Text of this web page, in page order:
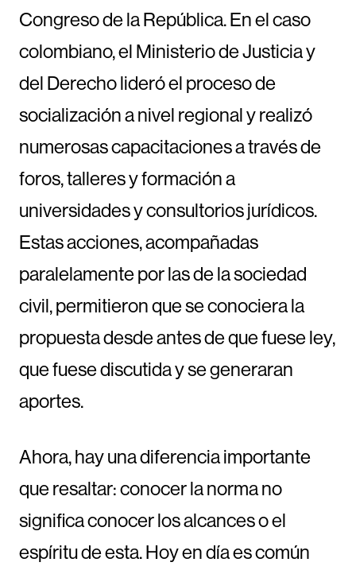
Congreso de la República. En el caso
colombiano, el Ministerio de Justicia y
del Derecho lideró el proceso de
socialización a nivel regional y realizó
numerosas capacitaciones a través de
foros, talleres y formación a
universidades y consultorios jurídicos.
Estas acciones, acompañadas
paralelamente por las de la sociedad
civil, permitieron que se conociera la
propuesta desde antes de que fuese ley,
que fuese discutida y se generaran
aportes.
Ahora, hay una diferencia importante
que resaltar: conocer la norma no
significa conocer los alcances o el
espíritu de esta. Hoy en día es común